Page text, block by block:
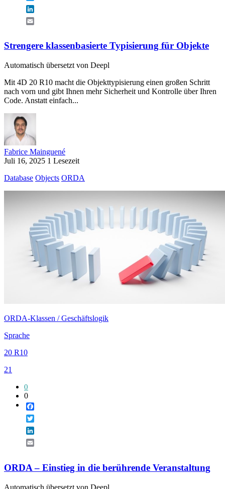
Strengere klassenbasierte Typisierung für Objekte
Automatisch übersetzt von Deepl
Mit 4D 20 R10 macht die Objekttypisierung einen großen Schritt
nach vorn und gibt Ihnen mehr Sicherheit und Kontrolle über Ihren
Code. Anstatt einfach...
Fabrice Mainguené
Juli 16, 2025 1 Lesezeit
Database Objects ORDA
ORDA-Klassen / Geschäftslogik
Sprache
20 R10
21
0
0
ORDA – Einstieg in die berührende Veranstaltung
Automatisch übersetzt von Deepl